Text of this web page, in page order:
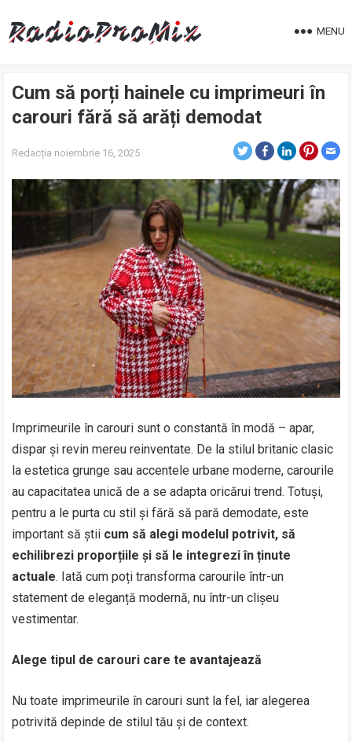
MENU
Cum să porți hainele cu imprimeuri în
carouri fără să arăți demodat
Redacția noiembrie 16, 2025
Imprimeurile în carouri sunt o constantă în modă – apar,
dispar și revin mereu reinventate. De la stilul britanic clasic
la estetica grunge sau accentele urbane moderne, carourile
au capacitatea unică de a se adapta oricărui trend. Totuși,
pentru a le purta cu stil și fără să pară demodate, este
important să știi cum să alegi modelul potrivit, să
echilibrezi proporțiile și să le integrezi în ținute
actuale. Iată cum poți transforma carourile într-un
statement de eleganță modernă, nu într-un clișeu
vestimentar.
Alege tipul de carouri care te avantajează
Nu toate imprimeurile în carouri sunt la fel, iar alegerea
potrivită depinde de stilul tău și de context.